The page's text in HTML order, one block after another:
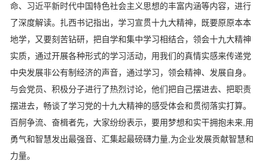
命、习近平新时代中国特色社会主义思想的丰富内涵等内容，进行
了深度解读。扎西书记指出，学习宣贯十九大精神，既要原原本本
地学，又要刻苦钻研，把自学和集中学习相结合，领会十九大精神
实质，通过开展各种形式的学习活动，用我们的真情实感来传递党
中央发展非公有制经济的声音，通过学习，领会精神、发展自身。
与会党员、积极分子进行了热烈讨论，他们把自己摆进去、把职责
摆进去，畅谈了学习党的十九大精神的感受体会和贯彻落实打算。
百舸争流、奋楫者先，大家纷纷表示，要用梦想和实干拥抱未来,用
勇气和智慧发出最强音、汇集起最磅礴力量,为企业发展贡献智慧和
力量。